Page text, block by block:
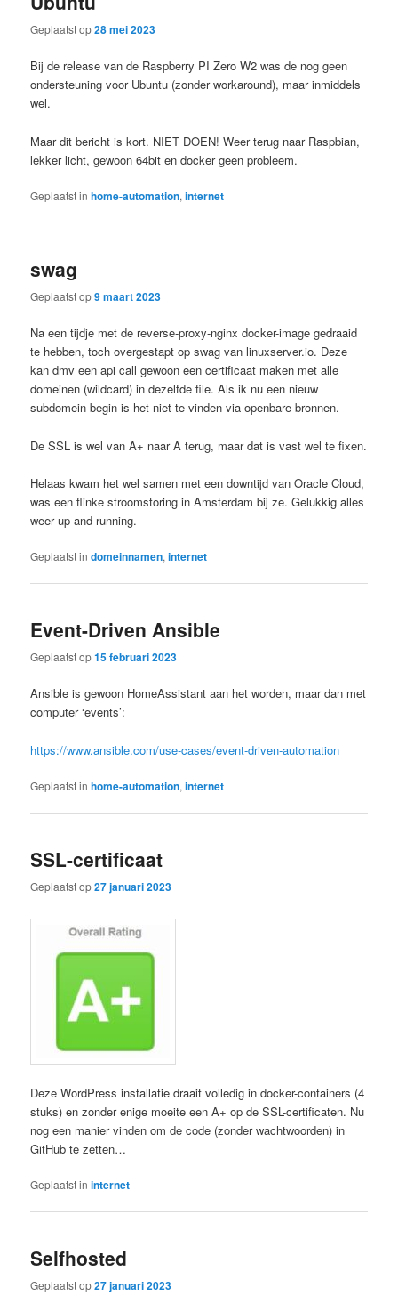
Geplaatst op28 mei 2023
Bij de release van de Raspberry PI Zero W2 was de nog geen
ondersteuning voor Ubuntu (zonder workaround), maar inmiddels
wel.
Maar dit bericht is kort. NIET DOEN! Weer terug naar Raspbian,
lekker licht, gewoon 64bit en docker geen probleem.
Geplaatst in home-automation,internet
swag
Geplaatst op9 maart 2023
Na een tijdje met de reverse-proxy-nginx docker-image gedraaid
te hebben, toch overgestapt op swag van linuxserver.io. Deze
kan dmv een api call gewoon een certificaat maken met alle
domeinen (wildcard) in dezelfde file. Als ik nu een nieuw
subdomein begin is het niet te vinden via openbare bronnen.
De SSL is wel van A+ naar A terug, maar dat is vast wel te fixen.
Helaas kwam het wel samen met een downtijd van Oracle Cloud,
was een flinke stroomstoring in Amsterdam bij ze. Gelukkig alles
weer up-and-running.
Geplaatst in domeinnamen,internet
Event-Driven Ansible
Geplaatst op15 februari 2023
Ansible is gewoon HomeAssistant aan het worden, maar dan met
computer ‘events’:
https://www.ansible.com/use-cases/event-driven-automation
Geplaatst in home-automation,internet
SSL-certificaat
Geplaatst op27 januari 2023
Deze WordPress installatie draait volledig in docker-containers (4
stuks) en zonder enige moeite een A+ op de SSL-certificaten. Nu
nog een manier vinden om de code (zonder wachtwoorden) in
GitHub te zetten…
Geplaatst in internet
Selfhosted
Geplaatst op27 januari 2023